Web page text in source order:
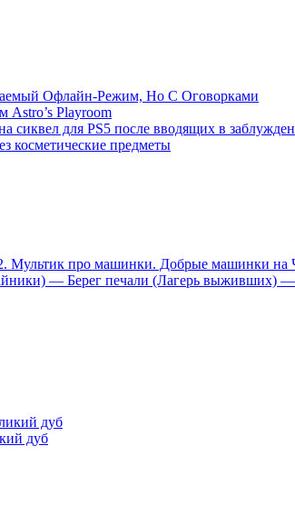
Офлайн-Режим, Но С Оговорками
Astro’s Playroom
сиквел для PS5 после вводящих в
косметические предметы
про машинки. Добрые машинки на
— Берег печали (Лагерь выживших)
дуб